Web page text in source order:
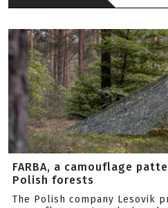
FARBA, a camouflage
Polish forests
The Polish company Lesovik